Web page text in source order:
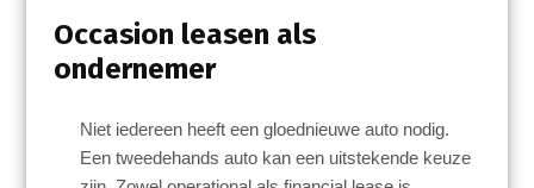
Occasion leasen als
ondernemer
Niet iedereen heeft een gloednieuwe auto nodig.
Een tweedehands auto kan een uitstekende keuze